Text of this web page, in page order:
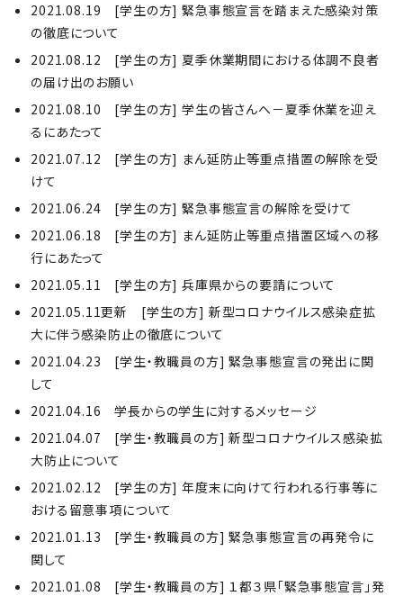
2021.08.19 [学生の方] 緊急事態宣言を踏まえた感染対策
の徹底について
2021.08.12 [学生の方] 夏季休業期間における体調不良者
の届け出のお願い
2021.08.10 [学生の方] 学生の皆さんへ－夏季休業を迎え
るにあたって
2021.07.12 [学生の方] まん延防止等重点措置の解除を受
けて
2021.06.24 [学生の方] 緊急事態宣言の解除を受けて
2021.06.18 [学生の方] まん延防止等重点措置区域への移
行にあたって
2021.05.11 [学生の方] 兵庫県からの要請について
2021.05.11更新 [学生の方] 新型コロナウイルス感染症拡
大に伴う感染防止の徹底について
2021.04.23 [学生・教職員の方] 緊急事態宣言の発出に関
して
2021.04.16 学長からの学生に対するメッセージ
2021.04.07 [学生・教職員の方] 新型コロナウイルス感染拡
大防止について
2021.02.12 [学生の方] 年度末に向けて行われる行事等に
おける留意事項について
2021.01.13 [学生・教職員の方] 緊急事態宣言の再発令に
関して
2021.01.08 [学生・教職員の方] １都３県「緊急事態宣言」発